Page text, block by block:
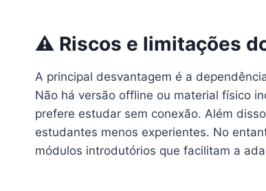
⚠️ Riscos e limitações
A principal desvantagem é a
Não há versão offline ou material físico
prefere estudar sem conexão. Além
estudantes menos experientes. No
módulos introdutórios que facilitam a